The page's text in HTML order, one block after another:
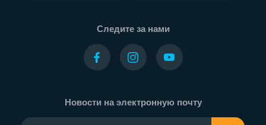
Следите за нами
Новости на электронную почту